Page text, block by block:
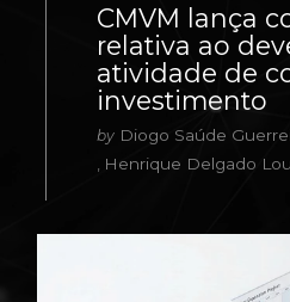
CMVM lança
relativa ao
atividade de
investimento
by Diogo Saúde
Henrique Delgado